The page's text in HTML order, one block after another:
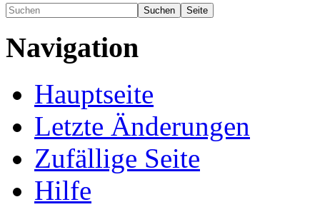
Navigation
Hauptseite
Letzte Änderungen
Zufällige Seite
Hilfe